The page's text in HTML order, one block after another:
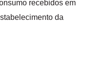
recebidos em
da